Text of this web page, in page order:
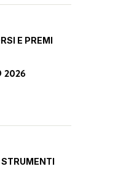
E PREMI
2026